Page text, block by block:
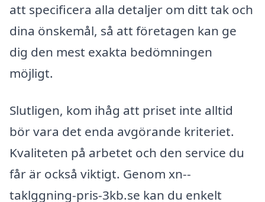
att specificera alla detaljer om ditt tak och
dina önskemål, så att företagen kan ge
dig den mest exakta bedömningen
möjligt.
Slutligen, kom ihåg att priset inte alltid
bör vara det enda avgörande kriteriet.
Kvaliteten på arbetet och den service du
får är också viktigt. Genom xn--
taklggning-pris-3kb.se kan du enkelt